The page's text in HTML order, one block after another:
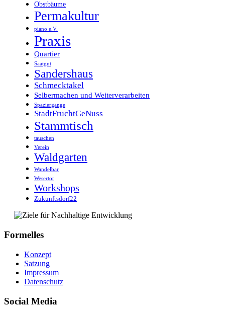
Obstbäume
Permakultur
piano e.V.
Praxis
Quartier
Saatgut
Sandershaus
Schmecktakel
Selbermachen und Weiterverarbeiten
Spaziergänge
StadtFruchtGeNuss
Stammtisch
tauschen
Verein
Waldgarten
Wandelbar
Wesertor
Workshops
Zukunftsdorf22
Formelles
Konzept
Satzung
Impressum
Datenschutz
Social Media